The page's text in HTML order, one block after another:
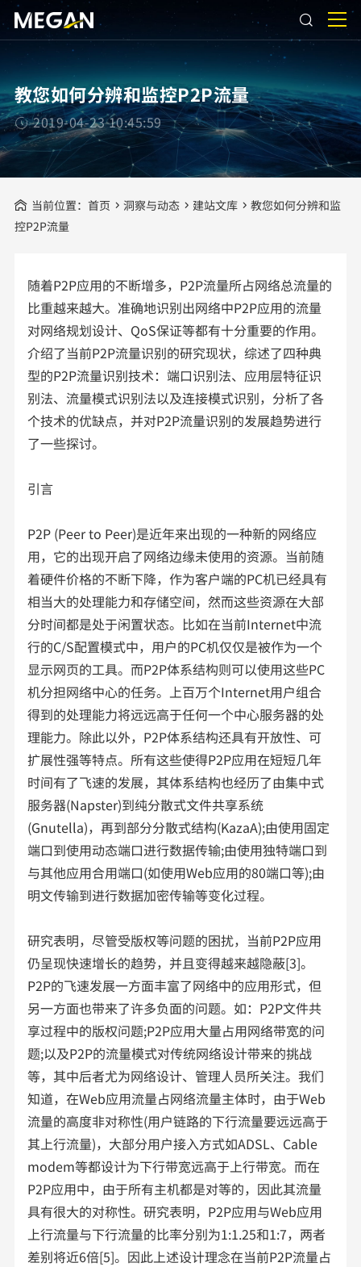
教您如何分辨和监控P2P流量
2019-04-23 10:45:59
当前位置： 首页 洞察与动态 建站文库
教您如何分辨和监
控P2P流量
随着P2P应用的不断增多，P2P流量所占网络总流量的
比重越来越大。准确地识别出网络中P2P应用的流量
对网络规划设计、QoS保证等都有十分重要的作用。
介绍了当前P2P流量识别的研究现状，综述了四种典
型的P2P流量识别技术：端口识别法、应用层特征识
别法、流量模式识别法以及连接模式识别，分析了各
个技术的优缺点，并对P2P流量识别的发展趋势进行
了一些探讨。
引言
P2P (Peer to Peer)是近年来出现的一种新的网络应
用，它的出现开启了网络边缘未使用的资源。当前随
着硬件价格的不断下降，作为客户端的PC机已经具有
相当大的处理能力和存储空间，然而这些资源在大部
分时间都是处于闲置状态。比如在当前Internet中流
行的C/S配置模式中，用户的PC机仅仅是被作为一个
显示网页的工具。而P2P体系结构则可以使用这些PC
机分担网络中心的任务。上百万个Internet用户组合
得到的处理能力将远远高于任何一个中心服务器的处
理能力。除此以外，P2P体系结构还具有开放性、可
扩展性强等特点。所有这些使得P2P应用在短短几年
时间有了飞速的发展，其体系结构也经历了由集中式
服务器(Napster)到纯分散式文件共享系统
(Gnutella)，再到部分分散式结构(KazaA);由使用固定
端口到使用动态端口进行数据传输;由使用独特端口到
与其他应用合用端口(如使用Web应用的80端口等);由
明文传输到进行数据加密传输等变化过程。
研究表明，尽管受版权等问题的困扰，当前P2P应用
仍呈现快速增长的趋势，并且变得越来越隐蔽[3]。
P2P的飞速发展一方面丰富了网络中的应用形式，但
另一方面也带来了许多负面的问题。如：P2P文件共
享过程中的版权问题;P2P应用大量占用网络带宽的问
题;以及P2P的流量模式对传统网络设计带来的挑战
等，其中后者尤为网络设计、管理人员所关注。我们
知道，在Web应用流量占网络流量主体时，由于Web
流量的高度非对称性(用户链路的下行流量要远远高于
其上行流量)，大部分用户接入方式如ADSL、Cable
modem等都设计为下行带宽远高于上行带宽。而在
P2P应用中，由于所有主机都是对等的，因此其流量
具有很大的对称性。研究表明，P2P应用与Web应用
上行流量与下行流量的比率分别为1:1.25和1:7，两者
差别将近6倍[5]。因此上述设计理念在当前P2P流量占